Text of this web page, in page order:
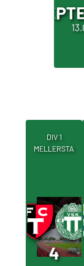
DIV 1
MELLERSTA
4